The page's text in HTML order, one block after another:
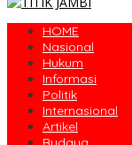
HOME
Nasional
Hukum
Informasi
Politik
Internasional
Artikel